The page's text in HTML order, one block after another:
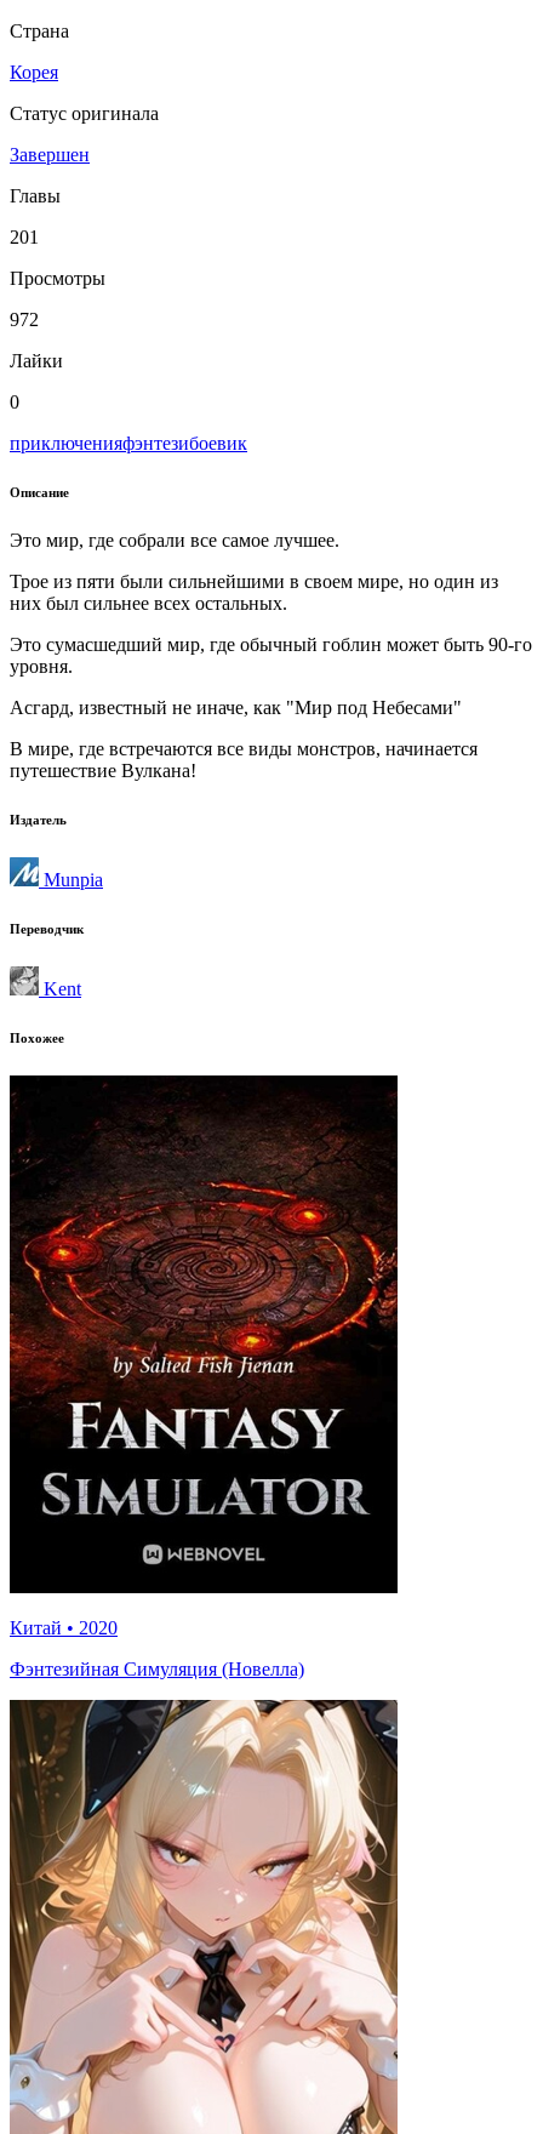
Страна
Корея
Статус оригинала
Завершен
Главы
201
Просмотры
972
Лайки
0
приключенияфэнтезибоевик
Описание
Это мир, где собрали все самое лучшее.
Трое из пяти были сильнейшими в своем мире, но один из
них был сильнее всех остальных.
Это сумасшедший мир, где обычный гоблин может быть 90-го
уровня.
Асгард, известный не иначе, как "Мир под Небесами"
В мире, где встречаются все виды монстров, начинается
путешествие Вулкана!
Издатель
Munpia
Переводчик
Kent
Похожее
Китай • 2020
Фэнтезийная Симуляция (Новелла)